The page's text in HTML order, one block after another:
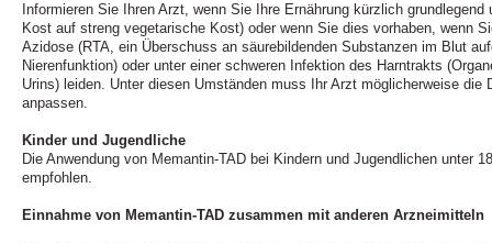
Informieren Sie Ihren Arzt, wenn Sie Ihre Ernährung kürzlich
Kost auf streng vegetarische Kost) oder wenn Sie dies vorhaben, wenn
Azidose (RTA, ein Überschuss an säurebildenden Substanzen im Blut
Nierenfunktion) oder unter einer schweren Infektion des Harntrakts
Urins) leiden. Unter diesen Umständen muss Ihr Arzt möglicherweise die
anpassen.
Kinder und Jugendliche
Die Anwendung von Memantin-TAD bei Kindern und Jugendlichen unter
empfohlen.
Einnahme von Memantin-TAD zusammen mit anderen Arzneimitteln